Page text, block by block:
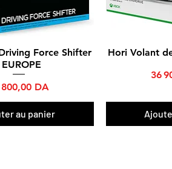
rapideForce Shifter
800,00 DA
au panier
Hori Volant
Prix
36